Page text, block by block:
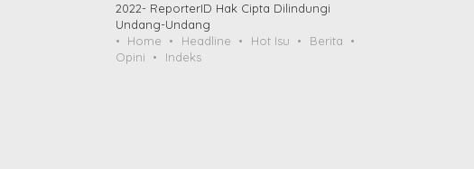
2022- ReporterID Hak Cipta Dilindungi
Undang-Undang
Home
Headline Hot Isu
Berita
Opini
Indeks